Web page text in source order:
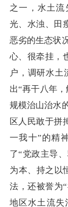
之一，水土流
光、水浊、田
恶劣的生态状
心、很牵挂，
户，调研水土
出“再干八年
规模治山治水
区人民敢于拼
一我十”的精
了“党政主导
为本、持之以
法，还被誉为
地区水土流失